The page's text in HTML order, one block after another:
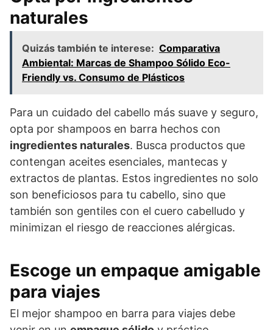
naturales
Quizás también te interese: Comparativa
Ambiental: Marcas de Shampoo Sólido Eco-
Friendly vs. Consumo de Plásticos
Para un cuidado del cabello más suave y seguro,
opta por shampoos en barra hechos con
ingredientes naturales. Busca productos que
contengan aceites esenciales, mantecas y
extractos de plantas. Estos ingredientes no solo
son beneficiosos para tu cabello, sino que
también son gentiles con el cuero cabelludo y
minimizan el riesgo de reacciones alérgicas.
Escoge un empaque amigable
para viajes
El mejor shampoo en barra para viajes debe